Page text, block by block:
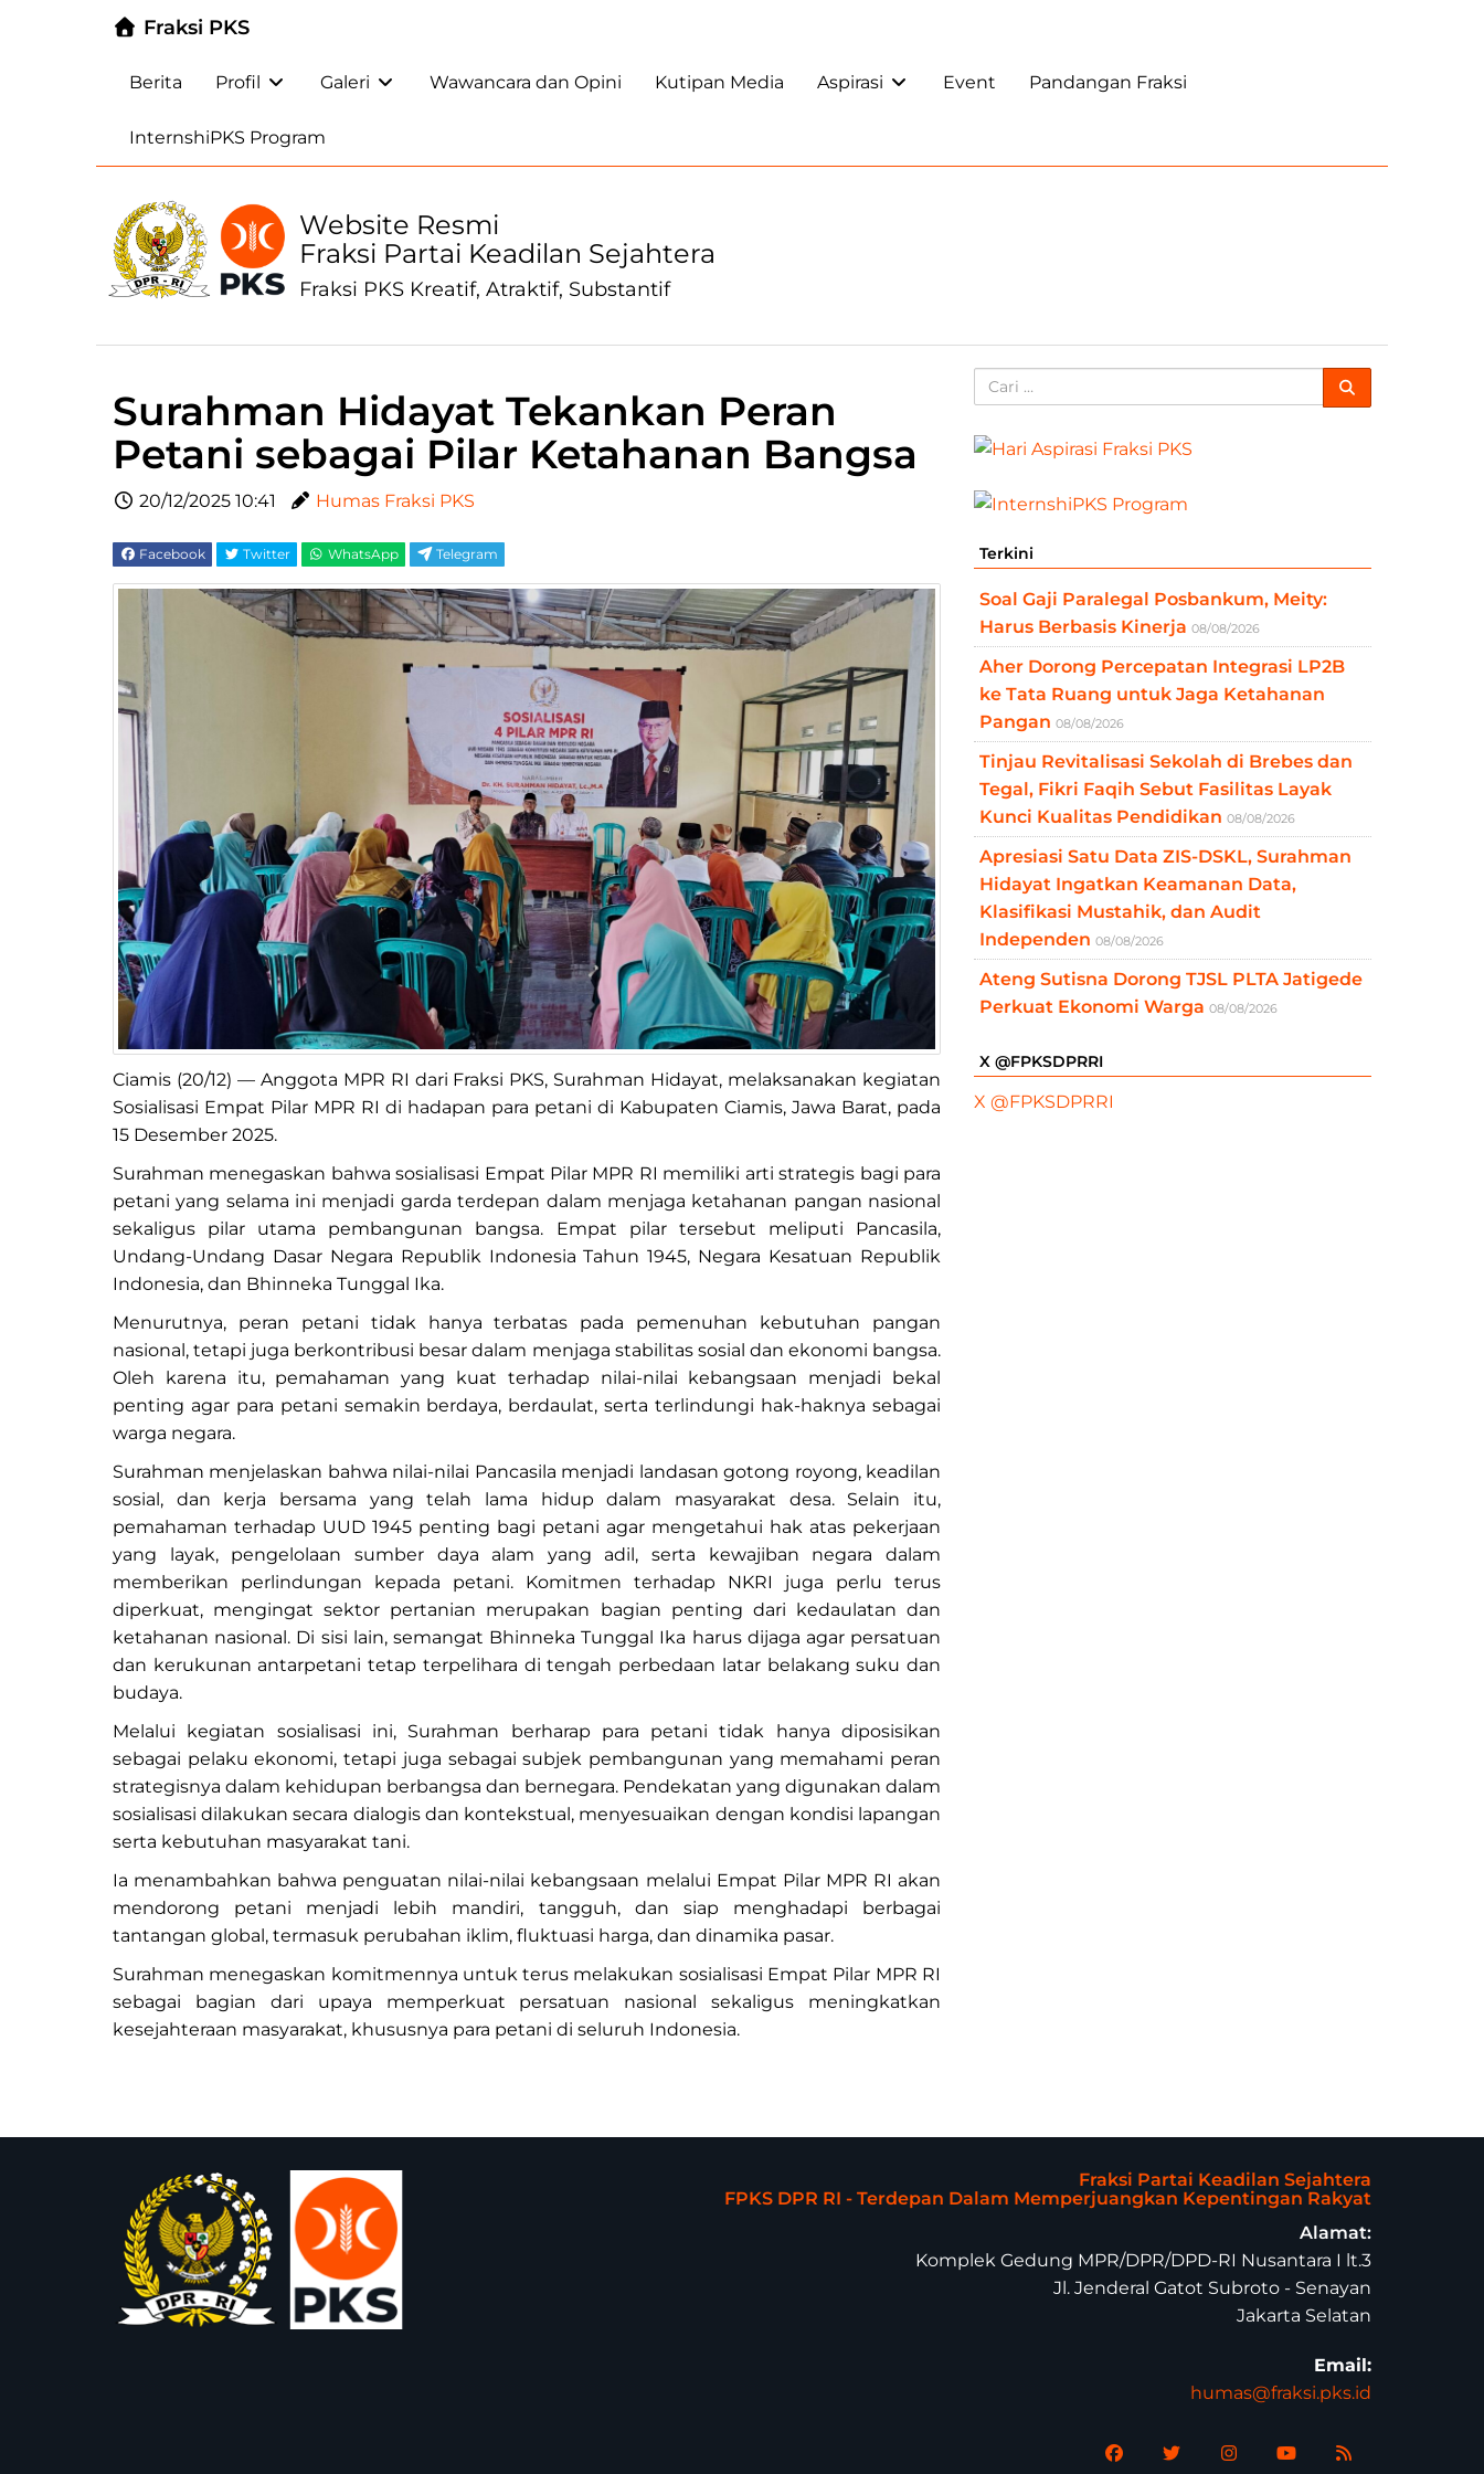
Fraksi PKS
Berita Profil Galeri Wawancara dan Opini Kutipan Media Aspirasi Event Pandangan Fraksi
InternshiPKS Program
Website Resmi
Fraksi Partai Keadilan Sejahtera
Fraksi PKS Kreatif, Atraktif, Substantif
Surahman Hidayat Tekankan Peran
Petani sebagai Pilar Ketahanan Bangsa
20/12/2025 10:41 Humas Fraksi PKS
Facebook Twitter WhatsApp Telegram
Ciamis (20/12) — Anggota MPR RI dari Fraksi PKS, Surahman Hidayat, melaksanakan kegiatan
Sosialisasi Empat Pilar MPR RI di hadapan para petani di Kabupaten Ciamis, Jawa Barat, pada
15 Desember 2025.
Surahman menegaskan bahwa sosialisasi Empat Pilar MPR RI memiliki arti strategis bagi para
petani yang selama ini menjadi garda terdepan dalam menjaga ketahanan pangan nasional
sekaligus pilar utama pembangunan bangsa. Empat pilar tersebut meliputi Pancasila,
Undang-Undang Dasar Negara Republik Indonesia Tahun 1945, Negara Kesatuan Republik
Indonesia, dan Bhinneka Tunggal Ika.
Menurutnya, peran petani tidak hanya terbatas pada pemenuhan kebutuhan pangan
nasional, tetapi juga berkontribusi besar dalam menjaga stabilitas sosial dan ekonomi bangsa.
Oleh karena itu, pemahaman yang kuat terhadap nilai-nilai kebangsaan menjadi bekal
penting agar para petani semakin berdaya, berdaulat, serta terlindungi hak-haknya sebagai
warga negara.
Surahman menjelaskan bahwa nilai-nilai Pancasila menjadi landasan gotong royong, keadilan
sosial, dan kerja bersama yang telah lama hidup dalam masyarakat desa. Selain itu,
pemahaman terhadap UUD 1945 penting bagi petani agar mengetahui hak atas pekerjaan
yang layak, pengelolaan sumber daya alam yang adil, serta kewajiban negara dalam
memberikan perlindungan kepada petani. Komitmen terhadap NKRI juga perlu terus
diperkuat, mengingat sektor pertanian merupakan bagian penting dari kedaulatan dan
ketahanan nasional. Di sisi lain, semangat Bhinneka Tunggal Ika harus dijaga agar persatuan
dan kerukunan antarpetani tetap terpelihara di tengah perbedaan latar belakang suku dan
budaya.
Melalui kegiatan sosialisasi ini, Surahman berharap para petani tidak hanya diposisikan
sebagai pelaku ekonomi, tetapi juga sebagai subjek pembangunan yang memahami peran
strategisnya dalam kehidupan berbangsa dan bernegara. Pendekatan yang digunakan dalam
sosialisasi dilakukan secara dialogis dan kontekstual, menyesuaikan dengan kondisi lapangan
serta kebutuhan masyarakat tani.
Ia menambahkan bahwa penguatan nilai-nilai kebangsaan melalui Empat Pilar MPR RI akan
mendorong petani menjadi lebih mandiri, tangguh, dan siap menghadapi berbagai
tantangan global, termasuk perubahan iklim, fluktuasi harga, dan dinamika pasar.
Surahman menegaskan komitmennya untuk terus melakukan sosialisasi Empat Pilar MPR RI
sebagai bagian dari upaya memperkuat persatuan nasional sekaligus meningkatkan
kesejahteraan masyarakat, khususnya para petani di seluruh Indonesia.
Terkini
Soal Gaji Paralegal Posbankum, Meity:
Harus Berbasis Kinerja 08/08/2026
Aher Dorong Percepatan Integrasi LP2B
ke Tata Ruang untuk Jaga Ketahanan
Pangan 08/08/2026
Tinjau Revitalisasi Sekolah di Brebes dan
Tegal, Fikri Faqih Sebut Fasilitas Layak
Kunci Kualitas Pendidikan 08/08/2026
Apresiasi Satu Data ZIS-DSKL, Surahman
Hidayat Ingatkan Keamanan Data,
Klasifikasi Mustahik, dan Audit
Independen 08/08/2026
Ateng Sutisna Dorong TJSL PLTA Jatigede
Perkuat Ekonomi Warga 08/08/2026
X @FPKSDPRRI
X @FPKSDPRRI
Fraksi Partai Keadilan Sejahtera
FPKS DPR RI - Terdepan Dalam Memperjuangkan Kepentingan Rakyat
Alamat:
Komplek Gedung MPR/DPR/DPD-RI Nusantara I lt.3
Jl. Jenderal Gatot Subroto - Senayan
Jakarta Selatan
Email:
humas@fraksi.pks.id